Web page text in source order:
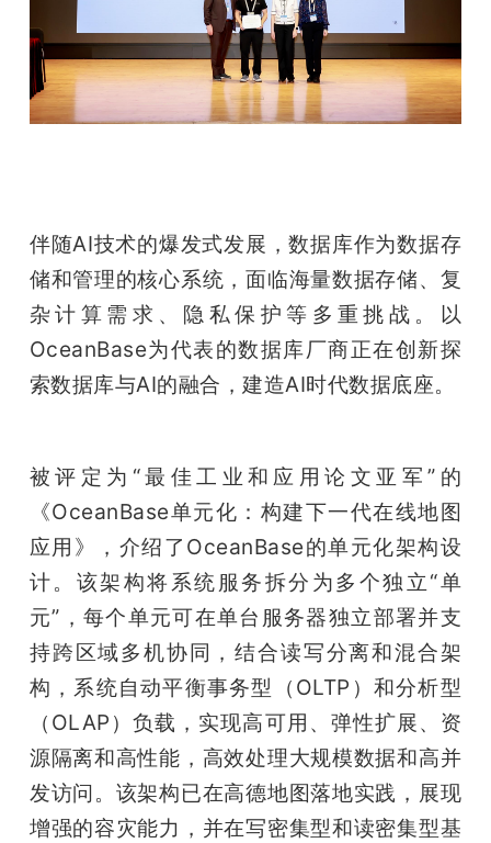
搞
机
伴随AI技术的爆发式发展，数据库作为数据存
储和管理的核心系统，面临海量数据存储、复
杂计算需求、隐私保护等多重挑战。以
OceanBase为代表的数据库厂商正在创新探
索数据库与AI的融合，建造AI时代数据底座。
被评定为“最佳工业和应用论文亚军”的
《OceanBase单元化：构建下一代在线地图
应用》，介绍了OceanBase的单元化架构设
计。该架构将系统服务拆分为多个独立“单
元”，每个单元可在单台服务器独立部署并支
持跨区域多机协同，结合读写分离和混合架
构，系统自动平衡事务型（OLTP）和分析型
（OLAP）负载，实现高可用、弹性扩展、资
源隔离和高性能，高效处理大规模数据和高并
发访问。该架构已在高德地图落地实践，展现
增强的容灾能力，并在写密集型和读密集型基